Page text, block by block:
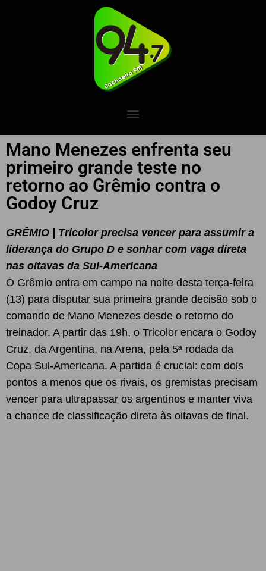
Mano Menezes enfrenta seu
primeiro grande teste no
retorno ao Grêmio contra o
Godoy Cruz
GRÊMIO | Tricolor precisa vencer para assumir a
liderança do Grupo D e sonhar com vaga direta
nas oitavas da Sul-Americana
O Grêmio entra em campo na noite desta terça-feira
(13) para disputar sua primeira grande decisão sob o
comando de Mano Menezes desde o retorno do
treinador. A partir das 19h, o Tricolor encara o Godoy
Cruz, da Argentina, na Arena, pela 5ª rodada da
Copa Sul-Americana. A partida é crucial: com dois
pontos a menos que os rivais, os gremistas precisam
vencer para ultrapassar os argentinos e manter viva
a chance de classificação direta às oitavas de final.